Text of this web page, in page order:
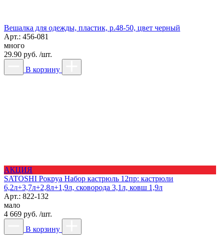
Вешалка для одежды, пластик, р.48-50, цвет черный
Арт.: 456-081
много
29.90 руб. /шт.
В корзину
АКЦИЯ
SATOSHI Рокруа Набор кастрюль 12пр: кастрюли
6,2л+3,7л+2,8л+1,9л, сковорода 3,1л, ковш 1,9л
Арт.: 822-132
мало
4 669 руб. /шт.
В корзину